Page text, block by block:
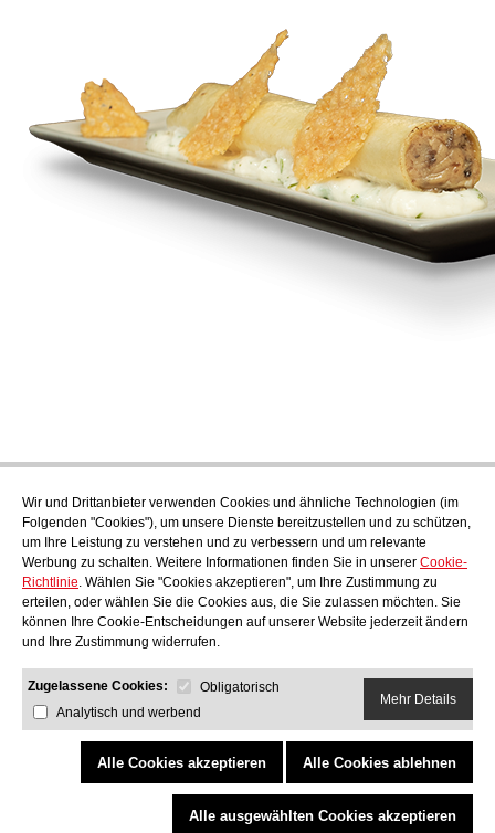
Wir und Drittanbieter verwenden Cookies und ähnliche Technologien (im
Folgenden "Cookies"), um unsere Dienste bereitzustellen und zu schützen,
um Ihre Leistung zu verstehen und zu verbessern und um relevante
Werbung zu schalten. Weitere Informationen finden Sie in unserer Cookie-
Richtlinie. Wählen Sie "Cookies akzeptieren", um Ihre Zustimmung zu
erteilen, oder wählen Sie die Cookies aus, die Sie zulassen möchten. Sie
können Ihre Cookie-Entscheidungen auf unserer Website jederzeit ändern
und Ihre Zustimmung widerrufen.
Zugelassene Cookies:
Obligatorisch
Analytisch und werbend
Mehr Details
Alle Cookies akzeptieren Alle Cookies ablehnen
Alle ausgewählten Cookies akzeptieren
Abonnieren
Endecken Sie das kulinarische Angebot von AudensFood.
Ich habe gelesen und akzeptiere die Datenschutzbestimmungen
Über uns Audens news Produkte Gastronomie-Blog Kontakt
Werden Sie Teil unseres Teams
AUDENS FOOD S.A. C/ Jordi Camp, 25 - 08403 Granollers
Datenschutzbestimmungen Rechtlicher Hinweis Cookie-Richtlinie
Quality and Environmental Policy
COPYRIGHT © 2026 Audens Food
Alle Rechte vorbehalten. by Neorg
Projekt gefördert vom Programm eTrade d'ACCIÓ